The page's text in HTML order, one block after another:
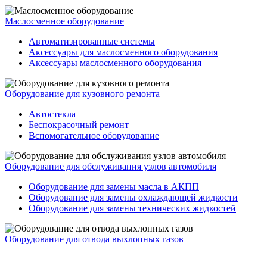
Маслосменное оборудование
Автоматизированные системы
Аксессуары для маслосменного оборудования
Аксессуары маслосменного оборудования
Оборудование для кузовного ремонта
Автостекла
Беспокрасочный ремонт
Вспомогательное оборудование
Оборудование для обслуживания узлов автомобиля
Оборудование для замены масла в АКПП
Оборудование для замены охлаждающей жидкости
Оборудование для замены технических жидкостей
Оборудование для отвода выхлопных газов